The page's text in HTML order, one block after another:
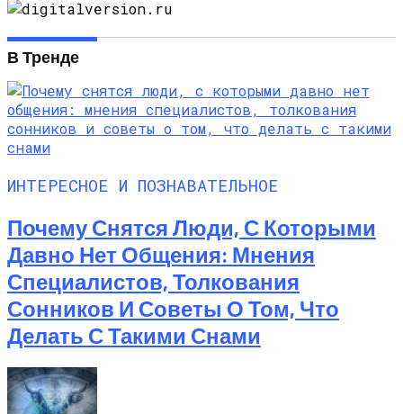
В Тренде
ИНТЕРЕСНОЕ И ПОЗНАВАТЕЛЬНОЕ
Почему Снятся Люди, С Которыми
Давно Нет Общения: Мнения
Специалистов, Толкования
Сонников И Советы О Том, Что
Делать С Такими Снами